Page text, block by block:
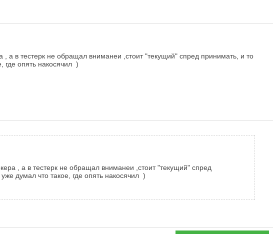
а в тестерк не обращал вниманеи ,стоит "текущий" спред принимать, и то
где опять накосячил )
, а в тестерк не обращал вниманеи ,стоит "текущий" спред
уже думал что такое, где опять накосячил )